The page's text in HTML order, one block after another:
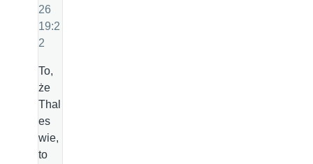
26
19:2
2
To,
że
Thal
es
wie,
to